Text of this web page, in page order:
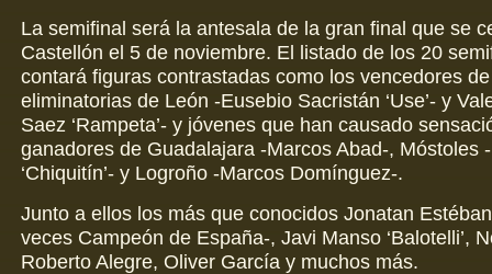
La semifinal será la antesala de la gran final que se
Castellón el 5 de noviembre. El listado de los 20
contará figuras contrastadas como los vencedores
eliminatorias de León -Eusebio Sacristán ‘Use’- y
Saez ‘Rampeta’- y jóvenes que han causado
ganadores de Guadalajara -Marcos Abad-, Móstoles
‘Chiquitín’- y Logroño -Marcos Domínguez-.
Junto a ellos los más que conocidos Jonatan
veces Campeón de España-, Javi Manso ‘Balotelli’,
Roberto Alegre, Oliver García y muchos más.